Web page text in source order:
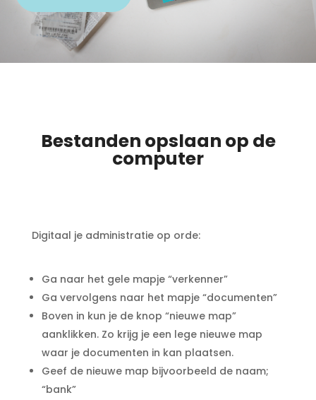
Bestanden opslaan op de
computer
Digitaal je administratie op orde:
Ga naar het gele mapje “verkenner”
Ga vervolgens naar het mapje “documenten”
Boven in kun je de knop “nieuwe map”
aanklikken. Zo krijg je een lege nieuwe map
waar je documenten in kan plaatsen.
Geef de nieuwe map bijvoorbeeld de naam;
“bank”